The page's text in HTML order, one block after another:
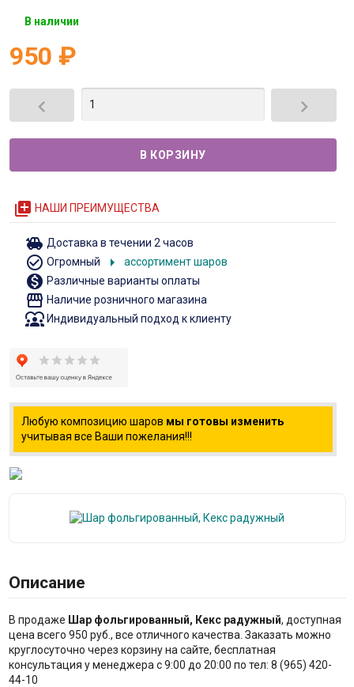
В наличии
950 ₽
 
queue НАШИ ПРЕИМУЩЕСТВА
toys Доставка в течении 2 часов
check_circle_outline Огромный arrow_right ассортимент шаров
monetization_on Различные варианты оплаты
storefront Наличие розничного магазина
diversity_1Индивидуальный подход к клиенту
Любую композицию шаров мы готовы изменить
учитывая все Ваши пожелания!!!
Описание
В продаже Шар фольгированный, Кекс радужный, доступная
цена всего 950 руб., все отличного качества. Заказать можно
круглосуточно через корзину на сайте, бесплатная
консультация у менеджера с 9:00 до 20:00 по тел: 8 (965) 420-
44-10